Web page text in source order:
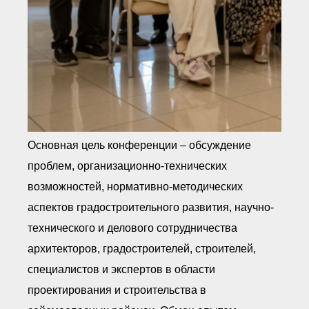
Основная цель конференции – обсуждение
проблем, организационно-технических
возможностей, нормативно-методических
аспектов градостроительного развития, научно-
технического и делового сотрудничества
архитекторов, градостроителей, строителей,
специалистов и экспертов в области
проектирования и строительства в